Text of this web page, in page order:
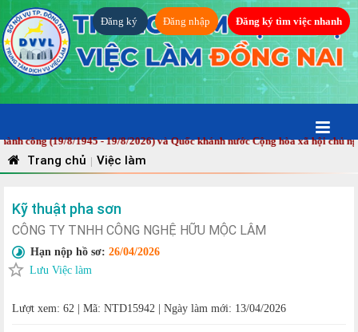
Đăng ký Đăng nhập Đăng ký tìm việc nhanh
(19/8/1945 - 19/8/2026) và Quốc khánh nước Cộng hòa xã hội chủ
Trang chủ | Việc làm
Kỹ thuật pha sơn
CÔNG TY TNHH CÔNG NGHỆ HỮU MỘC LÂM
Hạn nộp hồ sơ: 26/04/2026
Lưu Việc làm
Lượt xem: 62 Mã: NTD15942 Ngày làm mới: 13/04/2026